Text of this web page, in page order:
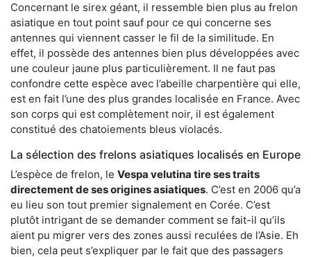
Concernant le sirex géant, il ressemble bien plus au frelon
asiatique en tout point sauf pour ce qui concerne ses
antennes qui viennent casser le fil de la similitude. En
effet, il possède des antennes bien plus développées avec
une couleur jaune plus particulièrement. Il ne faut pas
confondre cette espèce avec l’abeille charpentière qui elle,
est en fait l’une des plus grandes localisée en France. Avec
son corps qui est complètement noir, il est également
constitué des chatoiements bleus violacés.
La sélection des frelons asiatiques localisés en Europe
L’espèce de frelon, le Vespa velutina tire ses traits
directement de ses origines asiatiques. C’est en 2006 qu’a
eu lieu son tout premier signalement en Corée. C’est
plutôt intrigant de se demander comment se fait-il qu’ils
aient pu migrer vers des zones aussi reculées de l’Asie. Eh
bien, cela peut s’expliquer par le fait que des passagers